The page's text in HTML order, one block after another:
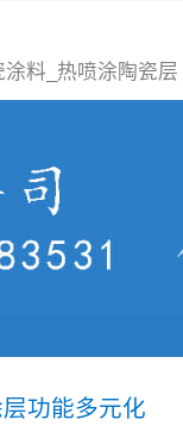
料_热喷涂陶瓷层
功能多元化